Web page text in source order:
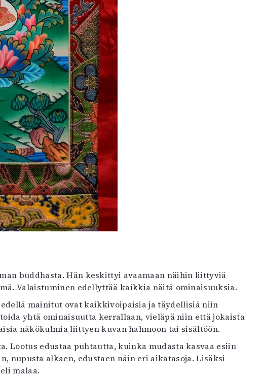
buddhasta. Hän keskittyi avaamaan näihin liittyviä
Valaistuminen edellyttää kaikkia näitä ominaisuuksia.
mainitut ovat kaikkivoipaisia ja täydellisiä niin
yhtä ominaisuutta kerrallaan, vieläpä niin että jokaista
näkökulmia liittyen kuvan hahmoon tai sisältöön.
Lootus edustaa puhtautta, kuinka mudasta kasvaa esiin
nupusta alkaen, edustaen näin eri aikatasoja. Lisäksi
malaa.